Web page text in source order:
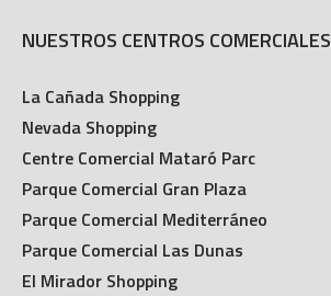
NUESTROS CENTROS COMERCIALES
La Cañada Shopping
Nevada Shopping
Centre Comercial Mataró Parc
Parque Comercial Gran Plaza
Parque Comercial Mediterráneo
Parque Comercial Las Dunas
El Mirador Shopping